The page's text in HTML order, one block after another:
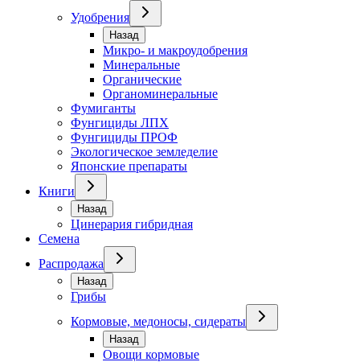
Удобрения
Назад
Микро- и макроудобрения
Минеральные
Органические
Органоминеральные
Фумиганты
Фунгициды ЛПХ
Фунгициды ПРОФ
Экологическое земледелие
Японские препараты
Книги
Назад
Цинерария гибридная
Семена
Распродажа
Назад
Грибы
Кормовые, медоносы, сидераты
Назад
Овощи кормовые